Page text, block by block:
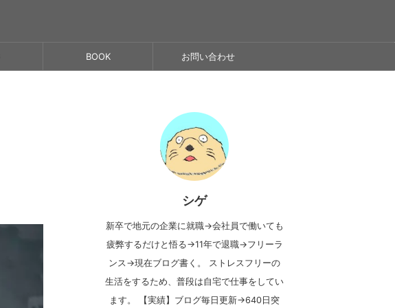
BOOK お問い合わせ
シゲ
新卒で地元の企業に就職→会社員で働いても
疲弊するだけと悟る→11年で退職→フリーラ
ンス→現在ブログ書く。 ストレスフリーの
生活をするため、普段は自宅で仕事をしてい
ます。 【実績】ブログ毎日更新→640日突